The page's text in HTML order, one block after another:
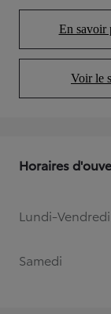
En savoir
Voir le
Horaires
Lundi-Vendredi
Samedi